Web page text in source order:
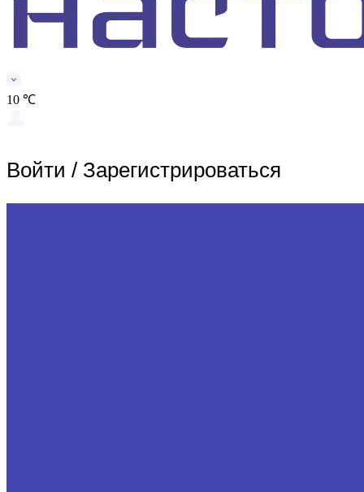
10 ℃
Войти / Зарегистрироваться